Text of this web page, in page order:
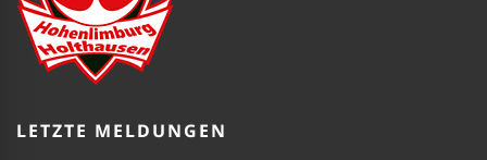
LETZTE MELDUNGEN